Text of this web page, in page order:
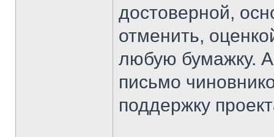
достоверной,
отменить,
любую бумажку.
письмо
поддержку